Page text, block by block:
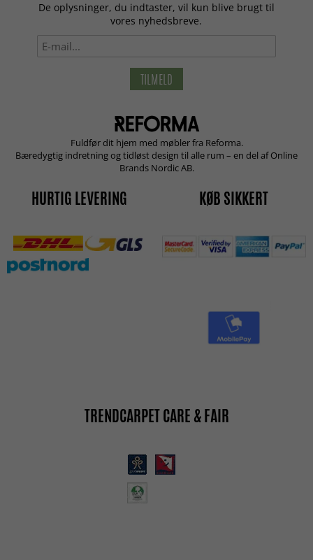
De oplysninger, du indtaster, vil kun blive brugt til
vores nyhedsbreve.
TILMELD
Fuldfør dit hjem med møbler fra Reforma.
Bæredygtig indretning og tidløst design til alle rum – en del af Online
Brands Nordic AB.
HURTIG LEVERING KØB SIKKERT
TRENDCARPET CARE & FAIR